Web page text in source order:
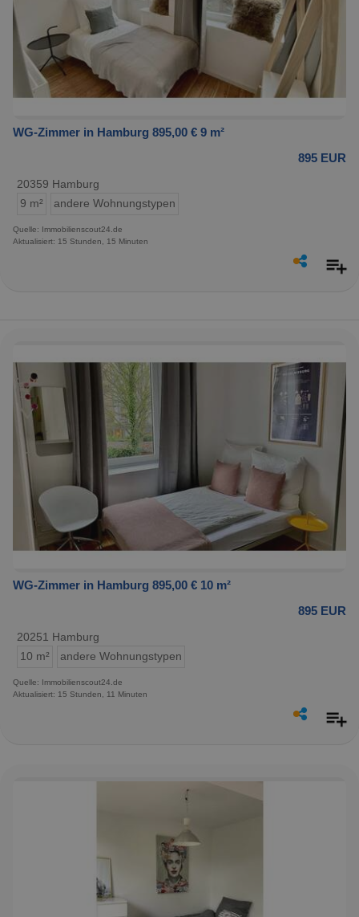
WG-Zimmer in Hamburg 895,00 € 9 m²
895 EUR
20359 Hamburg
9 m²
andere Wohnungstypen
Quelle: Immobilienscout24.de
Aktualisiert: 15 Stunden, 15 Minuten
WG-Zimmer in Hamburg 895,00 € 10 m²
895 EUR
20251 Hamburg
10 m²
andere Wohnungstypen
Quelle: Immobilienscout24.de
Aktualisiert: 15 Stunden, 11 Minuten